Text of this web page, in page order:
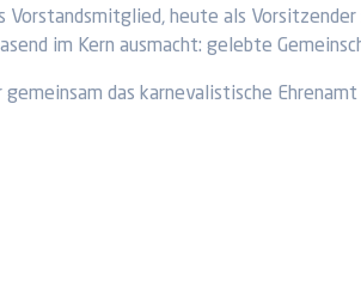
heute als
im Kern ausmacht: gelebte
das karnevalistische Ehrenamt